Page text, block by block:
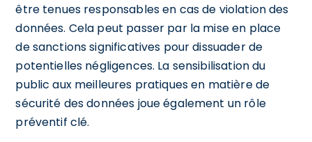
être tenues responsables en cas de violation des
données. Cela peut passer par la mise en place
de sanctions significatives pour dissuader de
potentielles négligences. La sensibilisation du
public aux meilleures pratiques en matière de
sécurité des données joue également un rôle
préventif clé.